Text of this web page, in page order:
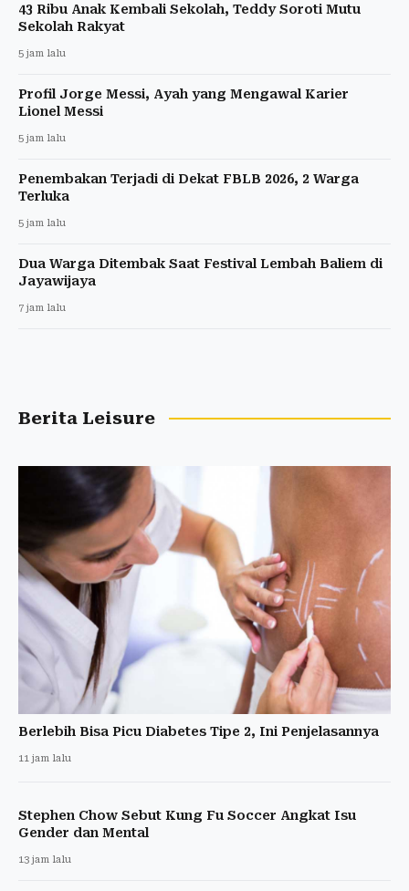
43 Ribu Anak Kembali Sekolah, Teddy Soroti Mutu
Sekolah Rakyat
5 jam lalu
Profil Jorge Messi, Ayah yang Mengawal Karier
Lionel Messi
5 jam lalu
Penembakan Terjadi di Dekat FBLB 2026, 2 Warga
Terluka
5 jam lalu
Dua Warga Ditembak Saat Festival Lembah Baliem di
Jayawijaya
7 jam lalu
Berita Leisure
Berlebih Bisa Picu Diabetes Tipe 2, Ini Penjelasannya
11 jam lalu
Stephen Chow Sebut Kung Fu Soccer Angkat Isu
Gender dan Mental
13 jam lalu